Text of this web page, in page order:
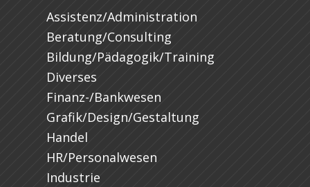
Assistenz/Administration
Beratung/Consulting
Bildung/Pädagogik/Training
Diverses
Finanz-/Bankwesen
Grafik/Design/Gestaltung
Handel
HR/Personalwesen
Industrie